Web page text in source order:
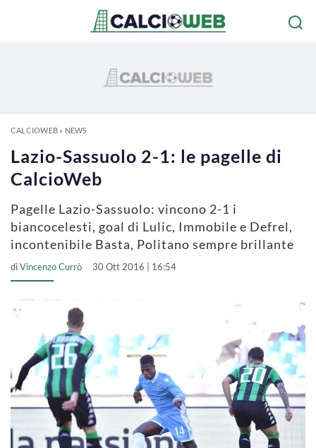
CALCIOWEB» NEWS
Lazio-Sassuolo 2-1: le pagelle di
CalcioWeb
Pagelle Lazio-Sassuolo: vincono 2-1 i
biancocelesti, goal di Lulic, Immobile e Defrel,
incontenibile Basta, Politano sempre brillante
diVincenzo Currò 30 Ott 2016 | 16:54